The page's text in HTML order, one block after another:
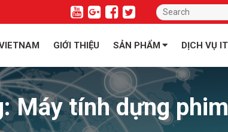
GIỚI THIỆU SẢN PHẨM DỊCH VỤ IT
Máy tính dựng